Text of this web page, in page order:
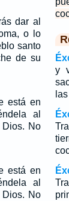
dar al
o lo
santo
de su
está en
al
Dios. No
está en
al
Dios. No
y